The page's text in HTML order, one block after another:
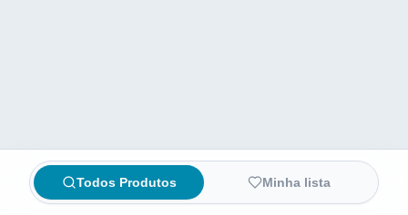
Todos Produtos Minha lista